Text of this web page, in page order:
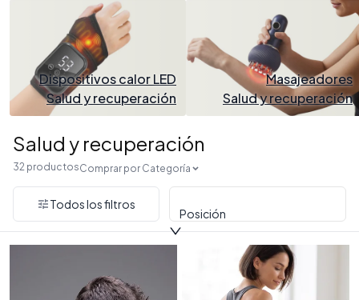
Dispositivos calor LED
Salud y recuperación
Masajeadores
Salud y recuperación
Salud y recuperación
32 productosComprar por Categoría
Todos los filtros
Posición